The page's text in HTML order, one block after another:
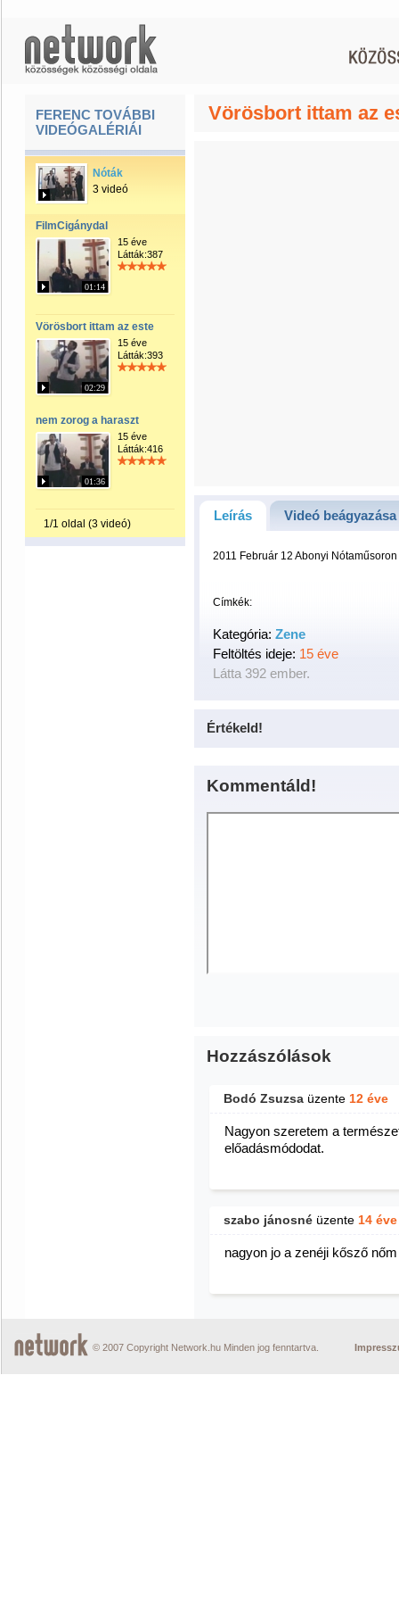
FERENC TOVÁBBI
VIDEÓGALÉRIÁI
Nóták
3 videó
FilmCigánydal
01:14
15 éve
Látták:387
Vörösbort ittam az este
02:29
15 éve
Látták:393
nem zorog a haraszt
01:36
15 éve
Látták:416
1/1 oldal (3 videó)
Vörösbort ittam az
Leírás Videó beágyazása
2011 Február 12 Abonyi Nótaműsoron
Címkék:
Kategória: Zene
Feltöltés ideje: 15 éve
Látta 392 ember.
Értékeld!
Kommentáld!
Hozzászólások
Bodó Zsuzsa üzente 12 éve
Nagyon szeretem a
előadásmódodat.
szabo jánosné üzente 14 éve
nagyon jo a zenéji kősző
© 2007 Copyright Network.hu Minden jog fenntartva.